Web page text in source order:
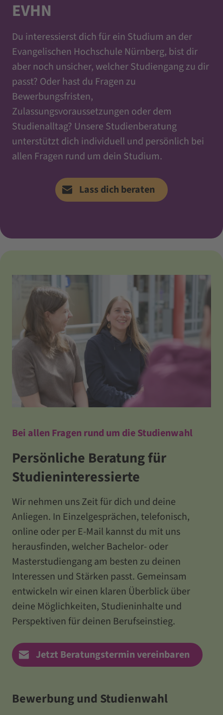
EVHN
Du interessierst dich für ein Studium an der
Evangelischen Hochschule Nürnberg, bist dir
aber noch unsicher, welcher Studiengang zu dir
passt? Oder hast du Fragen zu
Bewerbungsfristen,
Zulassungsvoraussetzungen oder dem
Studienalltag? Unsere Studienberatung
unterstützt dich individuell und persönlich bei
allen Fragen rund um dein Studium.
Lass dich beraten
Bei allen Fragen rund um die Studienwahl
Persönliche Beratung für
Studieninteressierte
Wir nehmen uns Zeit für dich und deine
Anliegen. In Einzelgesprächen, telefonisch,
online oder per E-Mail kannst du mit uns
herausfinden, welcher Bachelor- oder
Masterstudiengang am besten zu deinen
Interessen und Stärken passt. Gemeinsam
entwickeln wir einen klaren Überblick über
deine Möglichkeiten, Studieninhalte und
Perspektiven für deinen Berufseinstieg.
Jetzt Beratungstermin vereinbaren
Bewerbung und Studienwahl